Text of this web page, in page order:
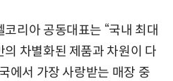
리아 공동대표는 “국내 최대
차별화된 제품과 차원이 다
에서 가장 사랑받는 매장 중